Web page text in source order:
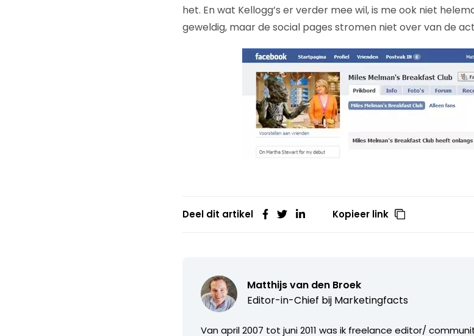
het. En wat Kellogg’s er verder mee wil, is me ook niet
geweldig, maar de social pages stromen niet over van de
Deel dit artikel Kopieer link
Matthijs van den Broek
Editor-in-Chief bij Marketingfacts
Van april 2007 tot juni 2011 was ik freelance editor/